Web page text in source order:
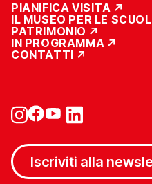
PIANIFICA VISITA
IL MUSEO PER LE
PATRIMONIO
IN PROGRAMMA
CONTATTI
Iscriviti alla